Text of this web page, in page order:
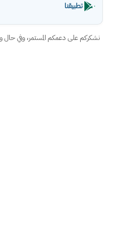
تطبيقنا
نشكركم على دعمكم المستمر، وفي حال